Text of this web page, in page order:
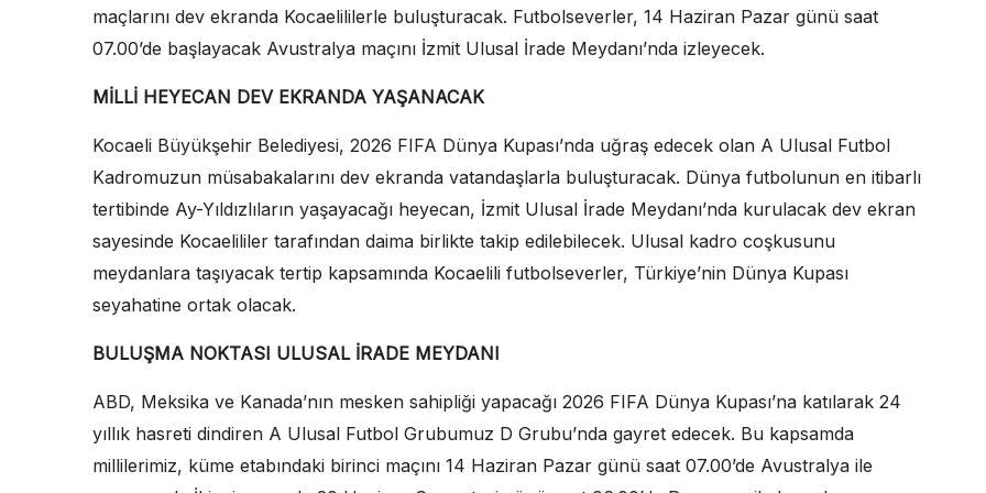
maçlarını dev ekranda Kocaelililerle buluşturacak. Futbolseverler, 14 Haziran Pazar günü saat
07.00’de başlayacak Avustralya maçını İzmit Ulusal İrade Meydanı’nda izleyecek.
MİLLİ HEYECAN DEV EKRANDA YAŞANACAK
Kocaeli Büyükşehir Belediyesi, 2026 FIFA Dünya Kupası’nda uğraş edecek olan A Ulusal Futbol
Kadromuzun müsabakalarını dev ekranda vatandaşlarla buluşturacak. Dünya futbolunun en itibarlı
tertibinde Ay-Yıldızlıların yaşayacağı heyecan, İzmit Ulusal İrade Meydanı’nda kurulacak dev ekran
sayesinde Kocaelililer tarafından daima birlikte takip edilebilecek. Ulusal kadro coşkusunu
meydanlara taşıyacak tertip kapsamında Kocaelili futbolseverler, Türkiye’nin Dünya Kupası
seyahatine ortak olacak.
BULUŞMA NOKTASI ULUSAL İRADE MEYDANI
ABD, Meksika ve Kanada’nın mesken sahipliği yapacağı 2026 FIFA Dünya Kupası’na katılarak 24
yıllık hasreti dindiren A Ulusal Futbol Grubumuz D Grubu’nda gayret edecek. Bu kapsamda
millilerimiz, küme etabındaki birinci maçını 14 Haziran Pazar günü saat 07.00’de Avustralya ile